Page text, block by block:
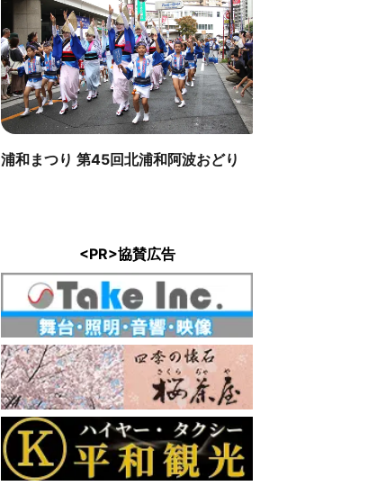
浦和まつり 第45回北浦和阿波おどり
<PR>協賛広告